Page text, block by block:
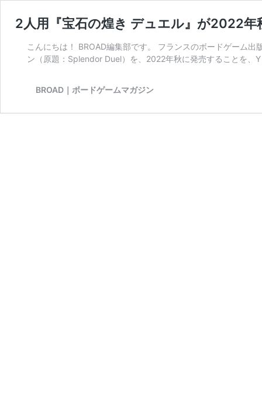
2人用『宝石の煌き デュエル』が2022年
こんにちは！ BROAD編集部です。 フランスのボードゲーム
ン（原題：Splendor Duel）を、2022年秋に発売することを、
BROAD｜ボードゲームマガジン